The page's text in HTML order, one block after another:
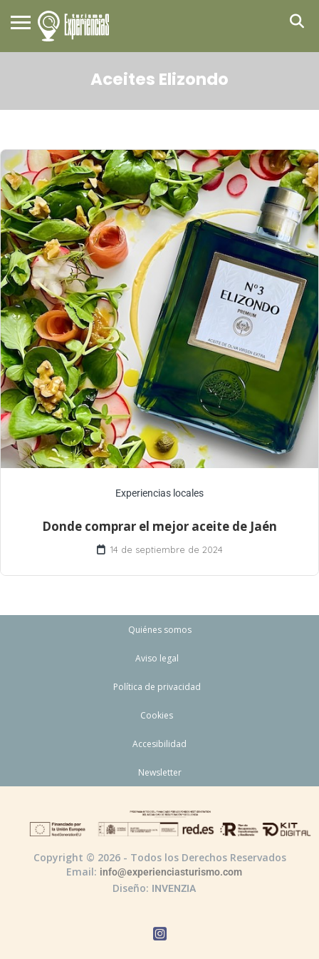
Aceites Elizondo
Experiencias locales
Donde comprar el mejor aceite de Jaén
14 de septiembre de 2024
Quiénes somos
Aviso legal
Política de privacidad
Cookies
Accesibilidad
Newsletter
Copyright © 2026 - Todos los Derechos Reservados
Email: info@experienciasturismo.com
Diseño: INVENZIA